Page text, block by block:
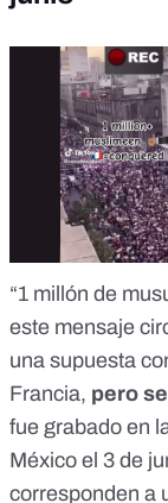
“1 millón de
este mensaje
una supuesta
Francia, pero
fue grabado en
México el 3 de
corresponden a